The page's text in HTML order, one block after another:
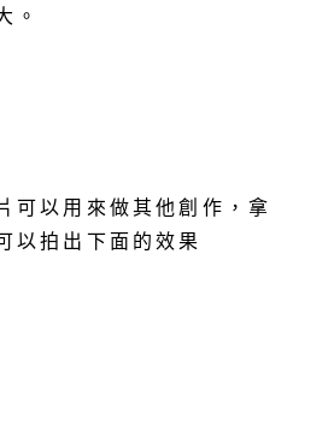
。
可以用來做其他創作，拿
以拍出下面的效果